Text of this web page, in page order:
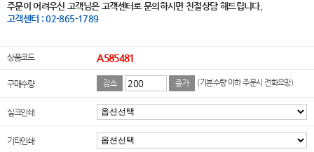
주문이 어려우신 고객님은 고객센터로 문의하시면 친절상담 해드립니다.
고객센터 : 02-865-1789
상품코드 A585481
구매수량 감소 증가 (기본수량 이하 주문시 전화요망)
실크인쇄
기타인쇄